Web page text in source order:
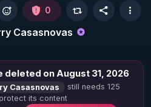
Casasnovas
0
deleted on August 31, 2026
Casasnovas
still needs 125
its content